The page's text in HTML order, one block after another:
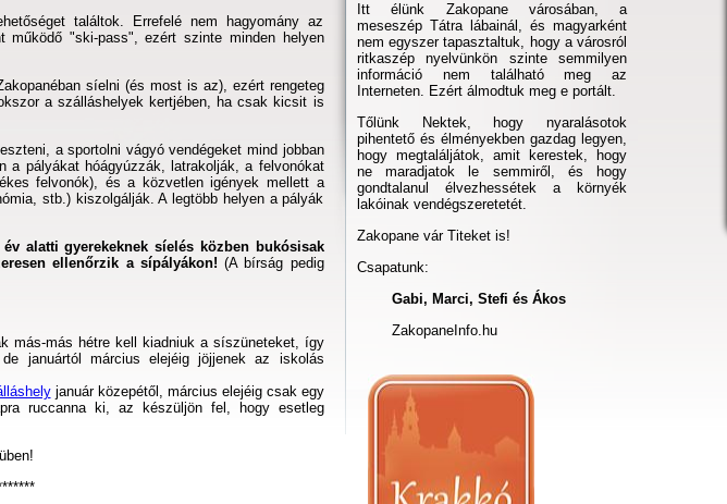
találtok. Errefelé nem hagyomány az
működő "ski-pass", ezért szinte minden helyen
síelni (és most is az), ezért rengeteg
a szálláshelyek kertjében, ha csak kicsit is
a sportolni vágyó vendégeket mind jobban
a pályákat hóágyúzzák, latrakolják, a felvonókat
felvonók), és a közvetlen igények mellett a
stb.) kiszolgálják. A legtöbb helyen a pályák
alatti gyerekeknek síelés közben bukósisak
ellenőrzik a sípályákon! (A bírság pedig
más-más hétre kell kiadniuk a síszüneteket, így
januártól március elejéig jöjjenek az iskolás
január közepétől, március elejéig csak egy
ruccanna ki, az készüljön fel, hogy esetleg
Itt élünk Zakopane városában, a
meseszép Tátra lábainál, és magyarként
nem egyszer tapasztaltuk, hogy a városról
ritkaszép nyelvünkön szinte semmilyen
információ nem található meg az
Interneten. Ezért álmodtuk meg e portált.
Tőlünk Nektek, hogy nyaralásotok
pihentető és élményekben gazdag legyen,
hogy megtaláljátok, amit kerestek, hogy
ne maradjatok le semmiről, és hogy
gondtalanul élvezhessétek a környék
lakóinak vendégszeretetét.
Zakopane vár Titeket is!
Csapatunk:
Gabi, Marci, Stefi és Ákos
ZakopaneInfo.hu